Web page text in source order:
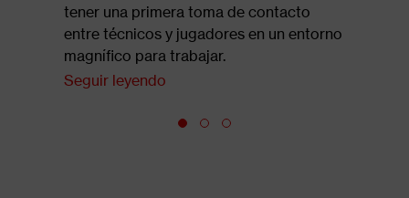
tener una primera toma de contacto
entre técnicos y jugadores en un entorno
magnífico para trabajar.
Seguir leyendo